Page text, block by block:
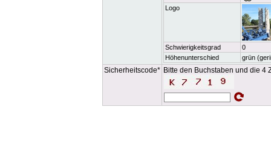
Logo
Schwierigkeitsgrad
0
Höhenunterschied
grün
Sicherheitscode* Bitte den Buchstaben und die 4